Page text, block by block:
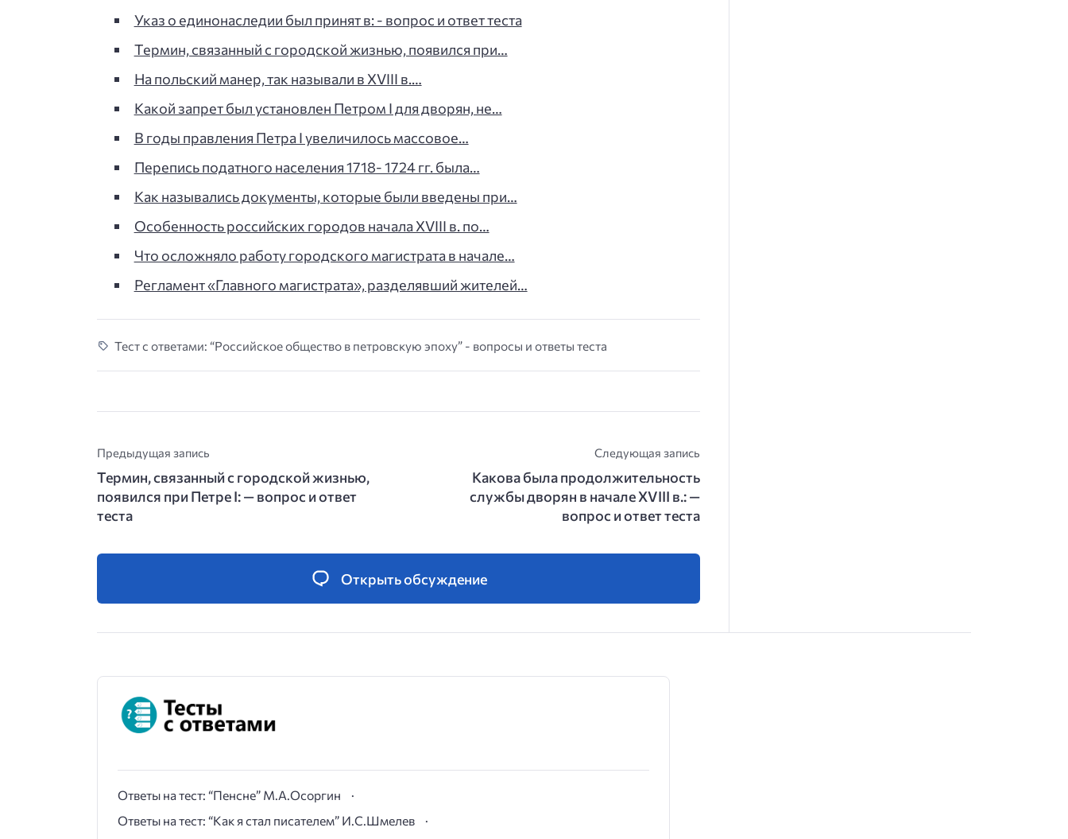
Указ о единонаследии был принят в: - вопрос и ответ теста
Термин, связанный с городской жизнью, появился при…
На польский манер, так называли в XVIII в.…
Какой запрет был установлен Петром I для дворян, не…
В годы правления Петра I увеличилось массовое…
Перепись податного населения 1718- 1724 гг. была…
Как назывались документы, которые были введены при…
Особенность российских городов начала XVIII в. по…
Что осложняло работу городского магистрата в начале…
Регламент «Главного магистрата», разделявший жителей…
Тест с ответами: “Российское общество в петровскую эпоху” - вопросы и ответы теста
Предыдущая запись
Термин, связанный с городской жизнью,
появился при Петре I: — вопрос и ответ
теста
Следующая запись
Какова была продолжительность
службы дворян в начале XVIII в.: —
вопрос и ответ теста
Открыть обсуждение
Ответы на тест: “Пенсне” М.А.Осоргин
Ответы на тест: “Как я стал писателем” И.С.Шмелев